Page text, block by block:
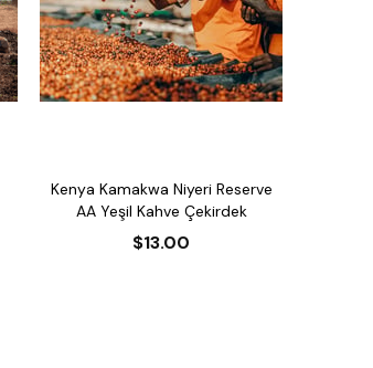
Kenya Kamakwa Niyeri Reserve
AA Yeşil Kahve Çekirdek
$13.00